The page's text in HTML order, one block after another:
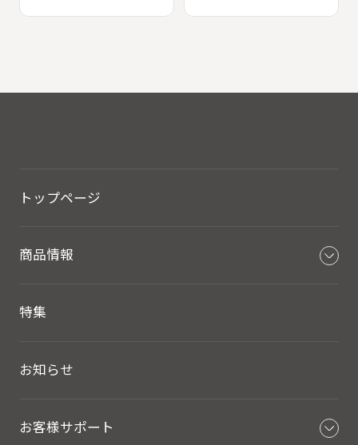
トップページ
商品情報
特集
お知らせ
お客様サポート